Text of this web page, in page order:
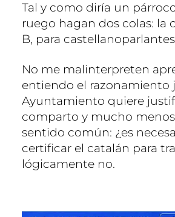
Tal y como diría un
ruego hagan dos colas: la
B, para
No me malinterpreten
entiendo el razonamiento
Ayuntamiento quiere
comparto y mucho menos
sentido común: ¿es
certificar el catalán para
lógicamente no.